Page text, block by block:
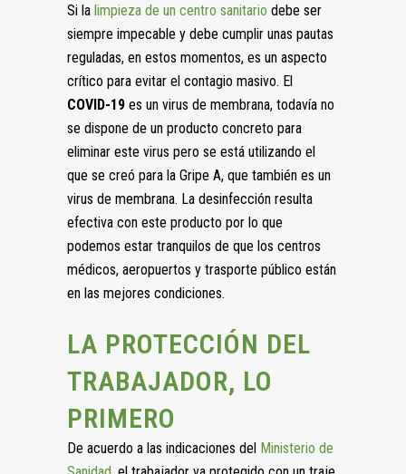
Si la limpieza de un centro sanitario debe ser
siempre impecable y debe cumplir unas pautas
reguladas, en estos momentos, es un aspecto
crítico para evitar el contagio masivo. El
COVID-19 es un virus de membrana, todavía no
se dispone de un producto concreto para
eliminar este virus pero se está utilizando el
que se creó para la Gripe A, que también es un
virus de membrana. La desinfección resulta
efectiva con este producto por lo que
podemos estar tranquilos de que los centros
médicos, aeropuertos y trasporte público están
en las mejores condiciones.
LA PROTECCIÓN DEL
TRABAJADOR, LO
PRIMERO
De acuerdo a las indicaciones del Ministerio de